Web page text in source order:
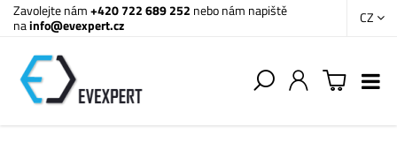
Zavolejte nám+420 722 689 252 nebo nám napiště
nainfo@evexpert.cz CZ